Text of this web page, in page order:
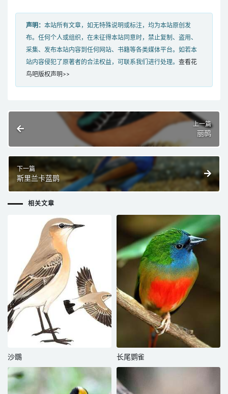
声明： 本站所有文章，如无特殊说明或标注，均为本站原创发
布。任何个人或组织，在未征得本站同意时，禁止复制、盗用、
采集、发布本站内容到任何网站、书籍等各类媒体平台。如若本
站内容侵犯了原著者的合法权益，可联系我们进行处理。 查看花
鸟吧版权声明>>
上一篇
丽䴓
下一篇
斯里兰卡蓝鹊
相关文章
沙䳭 长尾鹦雀